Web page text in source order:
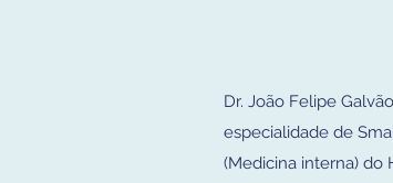
Dr. João Felipe
especialidade de
(Medicina interna) do